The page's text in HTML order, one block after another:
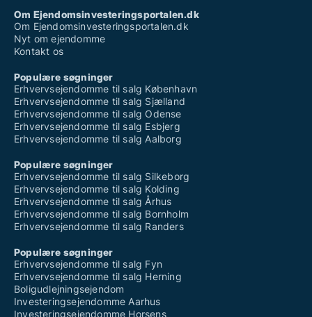
Om Ejendomsinvesteringsportalen.dk
Om Ejendomsinvesteringsportalen.dk
Nyt om ejendomme
Kontakt os
Populære søgninger
Erhvervsejendomme til salg København
Erhvervsejendomme til salg Sjælland
Erhvervsejendomme til salg Odense
Erhvervsejendomme til salg Esbjerg
Erhvervsejendomme til salg Aalborg
Populære søgninger
Erhvervsejendomme til salg Silkeborg
Erhvervsejendomme til salg Kolding
Erhvervsejendomme til salg Århus
Erhvervsejendomme til salg Bornholm
Erhvervsejendomme til salg Randers
Populære søgninger
Erhvervsejendomme til salg Fyn
Erhvervsejendomme til salg Herning
Boligudlejningsejendom
Investeringsejendomme Aarhus
Investeringsejendomme Horsens